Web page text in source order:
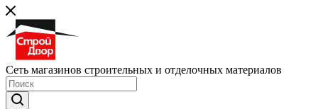
Сеть магазинов строительных и отделочных материалов